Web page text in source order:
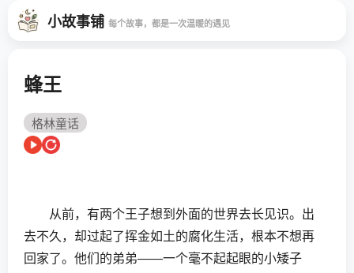
小故事铺 每个故事，都是一次温暖的遇见
蜂王
格林童话
从前，有两个王子想到外面的世界去长见识。出
去不久，却过起了挥金如土的腐化生活，根本不想再
回家了。他们的弟弟——一个毫不起起眼的小矮子